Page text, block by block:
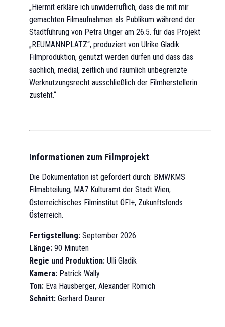
„Hiermit erkläre ich unwiderruflich, dass die mit mir
gemachten Filmaufnahmen als Publikum während der
Stadtführung von Petra Unger am 26.5. für das Projekt
„REUMANNPLATZ“, produziert von Ulrike Gladik
Filmproduktion, genutzt werden dürfen und dass das
sachlich, medial, zeitlich und räumlich unbegrenzte
Werknutzungsrecht ausschließlich der Filmherstellerin
zusteht.“
Informationen zum Filmprojekt
Die Dokumentation ist gefördert durch: BMWKMS
Filmabteilung, MA7 Kulturamt der Stadt Wien,
Österreichisches Filminstitut ÖFI+, Zukunftsfonds
Österreich.
Fertigstellung: September 2026
Länge: 90 Minuten
Regie und Produktion: Ulli Gladik
Kamera: Patrick Wally
Ton: Eva Hausberger, Alexander Römich
Schnitt: Gerhard Daurer